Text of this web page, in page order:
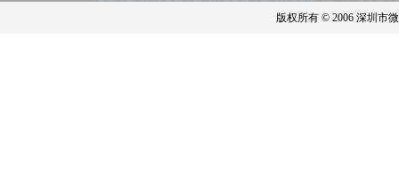
版权所有 © 2006 深圳市